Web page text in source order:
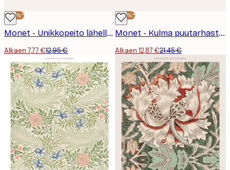
-40%*
Monet - Unikkopeito lähellä Argenteuilia Juliste
Alkaen 7,77 €12,95 €
-40%*
Monet - Kulma puutarhasta daalioilla Juliste
Alkaen 12,87 €21,45 €